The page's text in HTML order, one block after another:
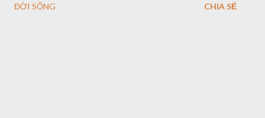
ĐỜI SỐNG CHIA SẺ